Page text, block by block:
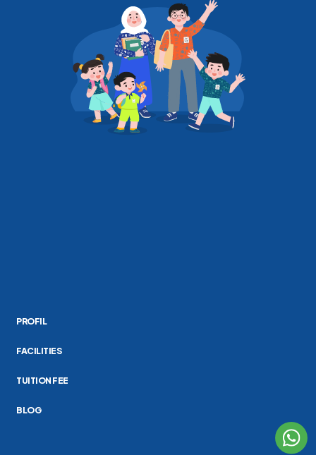
PROFIL
FACILITIES
TUITION FEE
BLOG